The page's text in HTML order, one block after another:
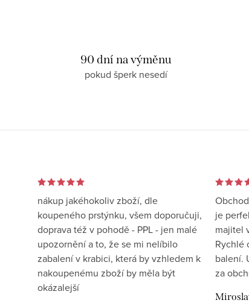
90 dní na výměnu
pokud šperk nesedí
nákup jakéhokoliv zboží, dle
koupeného prstýnku, všem doporučuji,
doprava též v pohodě - PPL - jen malé
upozornění a to, že se mi nelíbilo
zabalení v krabici, která by vzhledem k
nakoupenému zboží by měla být
okázalejší
je
majitel
Rychlé
balení.
za